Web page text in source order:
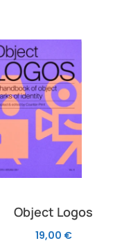
Object Logos
19,00 €